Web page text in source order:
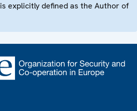
explicitly defined as the Author of